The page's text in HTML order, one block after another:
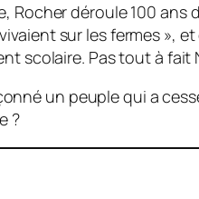
déroule 100 ans
sur les fermes »,
scolaire. Pas tout à fait
un peuple qui a
?